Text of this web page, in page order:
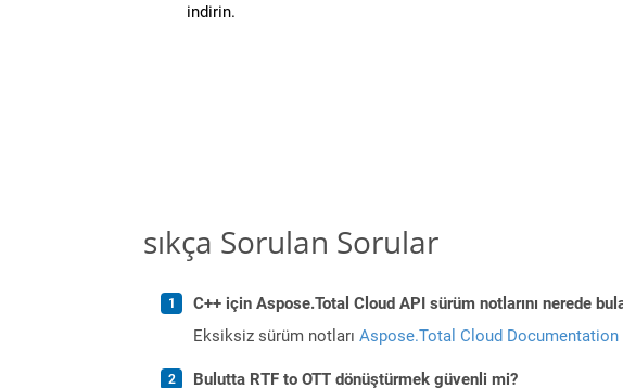
indirin.
sıkça Sorulan Sorular
C++ için Aspose.Total Cloud API sürüm notlarını nerede
Eksiksiz sürüm notları Aspose.Total Cloud Documentation
Bulutta RTF to OTT dönüştürmek güvenli mi?